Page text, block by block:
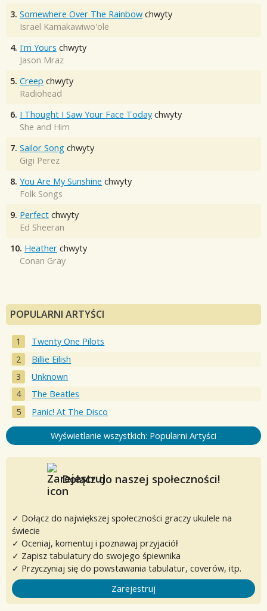
3. Somewhere Over The Rainbow chwyty
Israel Kamakawiwo'ole
4. I'm Yours chwyty
Jason Mraz
5. Creep chwyty
Radiohead
6. I Thought I Saw Your Face Today chwyty
She and Him
7. Sailor Song chwyty
Gigi Perez
8. You Are My Sunshine chwyty
Folk Songs
9. Perfect chwyty
Ed Sheeran
10. Heather chwyty
Conan Gray
POPULARNI ARTYŚCI
Twenty One Pilots
Billie Eilish
Unknown
The Beatles
Panic! At The Disco
Wyświetlanie wszystkich: Popularni Artyści
Dołącz do naszej społeczności!
✓ Dołącz do największej społeczności graczy ukulele na
świecie
✓ Oceniaj, komentuj i poznawaj przyjaciół
✓ Zapisz tabulatury do swojego śpiewnika
✓ Przyczyniaj się do powstawania tabulatur, coverów, itp.
Zarejestruj